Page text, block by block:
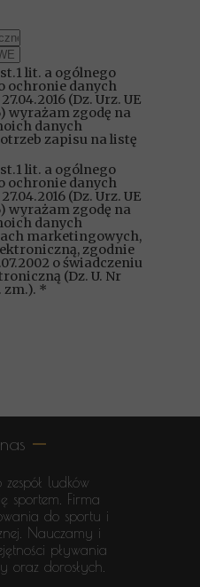
zespół ludków
sportem. Firma
do sportu i
Nauczamy i
pływania
oraz dorosłych.
lit. a ogólnego
ochronie danych
(Dz. Urz. UE
wyrażam zgodę na
danych
zapisu na listę
lit. a ogólnego
ochronie danych
(Dz. Urz. UE
wyrażam zgodę na
danych
marketingowych,
zgodnie
o świadczeniu
(Dz. U. Nr
zm.). *